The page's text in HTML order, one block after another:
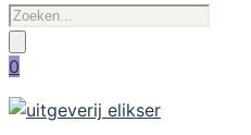
Producten
zoeken
0